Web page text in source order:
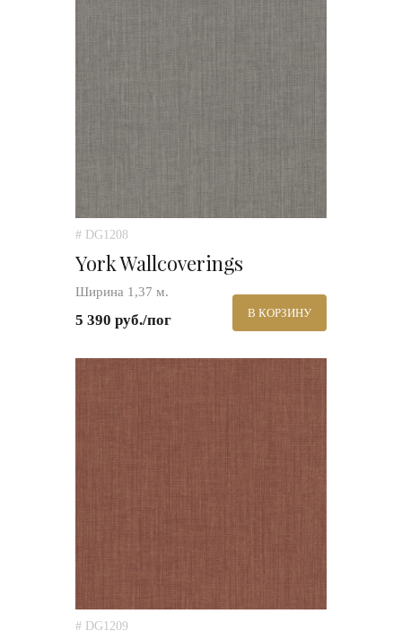
# DG1208
York Wallcoverings
Ширина 1,37 м.
5 390 руб./пог В КОРЗИНУ
# DG1209